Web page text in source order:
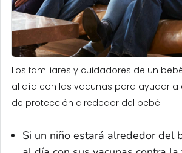
Los familiares y cuidadores de un
al día con las vacunas para ayudar a
de protección alrededor del bebé.
Si un niño estará alrededor del